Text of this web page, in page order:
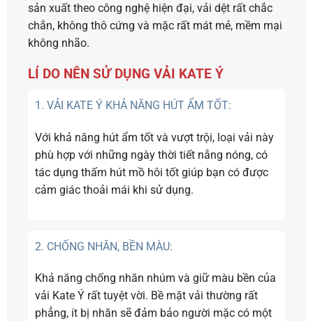
sản xuất theo công nghệ hiện đại, vải dệt rất chắc
chắn, không thô cứng và mặc rất mát mẻ, mềm mại
không nhão.
LÍ DO NÊN SỬ DỤNG VẢI KATE Ý
1. VẢI KATE Ý KHẢ NĂNG HÚT ẨM TỐT:
Với khả năng hút ẩm tốt và vượt trội, loại vải này
phù hợp với những ngày thời tiết nắng nóng, có
tác dụng thấm hút mồ hôi tốt giúp bạn có được
cảm giác thoải mái khi sử dụng.
2. CHỐNG NHĂN, BỀN MÀU:
Khả năng chống nhăn nhúm và giữ màu bền của
vải Kate Ý rất tuyệt vời. Bề mặt vải thường rất
phẳng, ít bị nhăn sẽ đảm bảo người mặc có một